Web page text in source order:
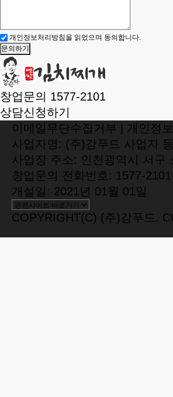
개인정보처리방침 을 읽었으며 동의합니다.
문의하기
창업문의 1577-2101
상담신청하기
이메일무단수집거부
개인정
사업자명: (주)강푸드 사업자
사업장 주소: 인천광역시 서구
창업문의 전화번호: 1577-
개설일: 2021년 01월 01일
COPYRIGHT(C) (주)강푸드.